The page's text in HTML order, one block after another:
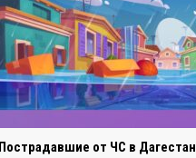
Пострадавшие от ЧС в